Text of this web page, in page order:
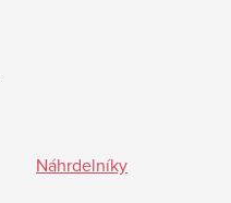
Náhrdelníky